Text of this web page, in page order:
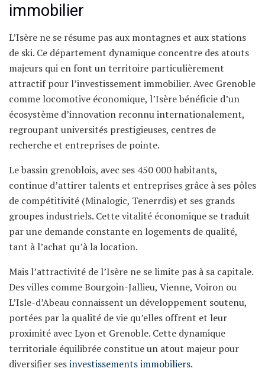
immobilier
L’Isère ne se résume pas aux montagnes et aux stations
de ski. Ce département dynamique concentre des atouts
majeurs qui en font un territoire particulièrement
attractif pour l’investissement immobilier. Avec Grenoble
comme locomotive économique, l’Isère bénéficie d’un
écosystème d’innovation reconnu internationalement,
regroupant universités prestigieuses, centres de
recherche et entreprises de pointe.
Le bassin grenoblois, avec ses 450 000 habitants,
continue d’attirer talents et entreprises grâce à ses pôles
de compétitivité (Minalogic, Tenerrdis) et ses grands
groupes industriels. Cette vitalité économique se traduit
par une demande constante en logements de qualité,
tant à l’achat qu’à la location.
Mais l’attractivité de l’Isère ne se limite pas à sa capitale.
Des villes comme Bourgoin-Jallieu, Vienne, Voiron ou
L’Isle-d’Abeau connaissent un développement soutenu,
portées par la qualité de vie qu’elles offrent et leur
proximité avec Lyon et Grenoble. Cette dynamique
territoriale équilibrée constitue un atout majeur pour
diversifier sesinvestissements immobiliers.